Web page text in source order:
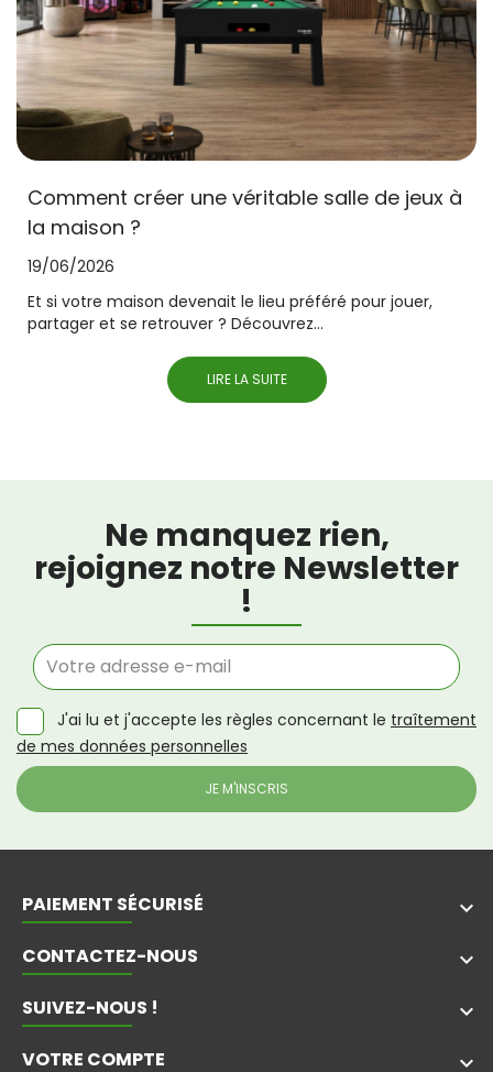
Comment créer une véritable salle de jeux à
la maison ?
19/06/2026
Et si votre maison devenait le lieu préféré pour jouer,
partager et se retrouver ? Découvrez...
LIRE LA SUITE
Ne manquez rien,
rejoignez notre Newsletter
!
J'ai lu et j'accepte les règles concernant le traîtement
de mes données personnelles
PAIEMENT SÉCURISÉ keyboard_arrow_down
CONTACTEZ-NOUS keyboard_arrow_down
SUIVEZ-NOUS ! keyboard_arrow_down
VOTRE COMPTE 